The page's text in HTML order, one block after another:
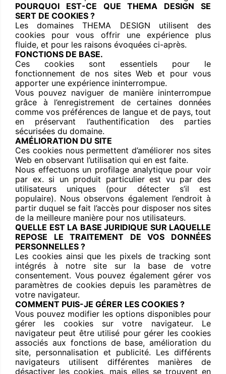
POURQUOI EST-CE QUE THEMA DESIGN SE
SERT DE COOKIES ?
Les domaines THEMA DESIGN utilisent des
cookies pour vous offrir une expérience plus
fluide, et pour les raisons évoquées ci-après.
FONCTIONS DE BASE.
Ces cookies sont essentiels pour le
fonctionnement de nos sites Web et pour vous
apporter une expérience ininterrompue.
Vous pouvez naviguer de manière ininterrompue
grâce à l’enregistrement de certaines données
comme vos préférences de langue et de pays, tout
en préservant l’authentification des parties
sécurisées du domaine.
AMÉLIORATION DU SITE
Ces cookies nous permettent d’améliorer nos sites
Web en observant l’utilisation qui en est faite.
Nous effectuons un profilage analytique pour voir
par ex. si un produit particulier est vu par des
utilisateurs uniques (pour détecter s’il est
populaire). Nous observons également l’endroit à
partir duquel se fait l’accès pour disposer nos sites
de la meilleure manière pour nos utilisateurs.
QUELLE EST LA BASE JURIDIQUE SUR LAQUELLE
REPOSE LE TRAITEMENT DE VOS DONNÉES
PERSONNELLES ?
Les cookies ainsi que les pixels de tracking sont
intégrés à notre site sur la base de votre
consentement. Vous pouvez également gérer vos
paramètres de cookies depuis les paramètres de
votre navigateur.
COMMENT PUIS-JE GÉRER LES COOKIES ?
Vous pouvez modifier les options disponibles pour
gérer les cookies sur votre navigateur. Le
navigateur peut être utilisé pour gérer les cookies
associés aux fonctions de base, amélioration du
site, personnalisation et publicité. Les différents
navigateurs utilisent différentes manières de
désactiver les cookies, mais elles se trouvent en